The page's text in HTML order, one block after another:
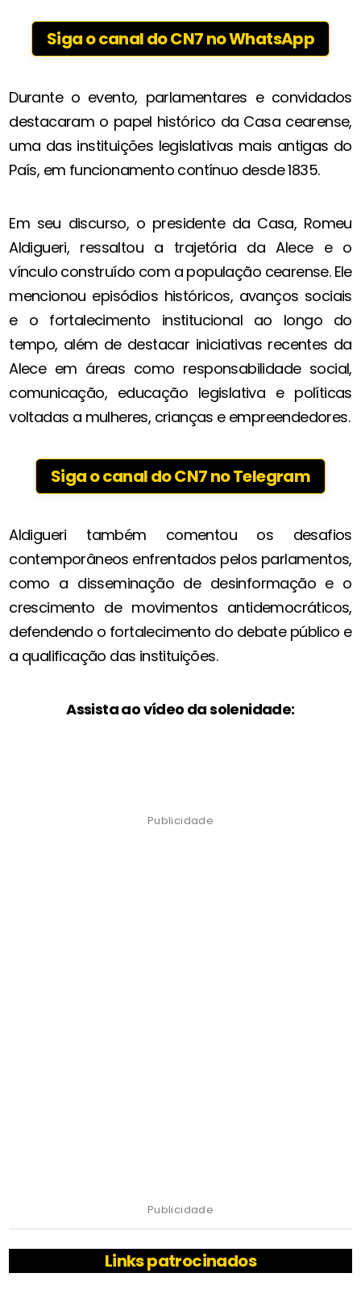
Siga o canal do CN7 no WhatsApp
Durante o evento, parlamentares e convidados
destacaram o papel histórico da Casa cearense,
uma das instituições legislativas mais antigas do
País, em funcionamento contínuo desde 1835.
Em seu discurso, o presidente da Casa, Romeu
Aldigueri, ressaltou a trajetória da Alece e o
vínculo construído com a população cearense. Ele
mencionou episódios históricos, avanços sociais
e o fortalecimento institucional ao longo do
tempo, além de destacar iniciativas recentes da
Alece em áreas como responsabilidade social,
comunicação, educação legislativa e políticas
voltadas a mulheres, crianças e empreendedores.
Siga o canal do CN7 no Telegram
Aldigueri também comentou os desafios
contemporâneos enfrentados pelos parlamentos,
como a disseminação de desinformação e o
crescimento de movimentos antidemocráticos,
defendendo o fortalecimento do debate público e
a qualificação das instituições.
Assista ao vídeo da solenidade:
Publicidade
Publicidade
Links patrocinados